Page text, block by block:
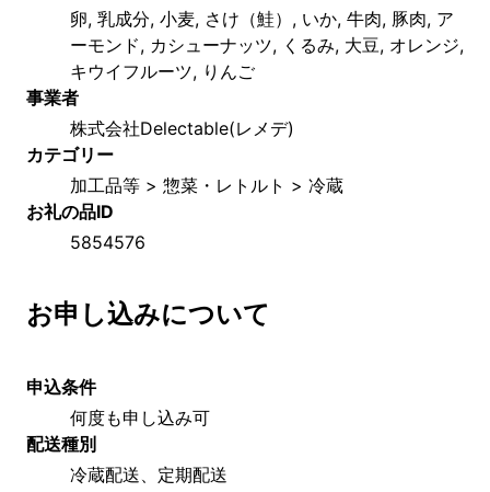
卵, 乳成分, 小麦, さけ（鮭）, いか, 牛肉, 豚肉, ア
ーモンド, カシューナッツ, くるみ, 大豆, オレンジ,
キウイフルーツ, りんご
事業者
株式会社Delectable(レメデ)
カテゴリー
加工品等 > 惣菜・レトルト > 冷蔵
お礼の品ID
5854576
お申し込みについて
申込条件
何度も申し込み可
配送種別
冷蔵配送、定期配送